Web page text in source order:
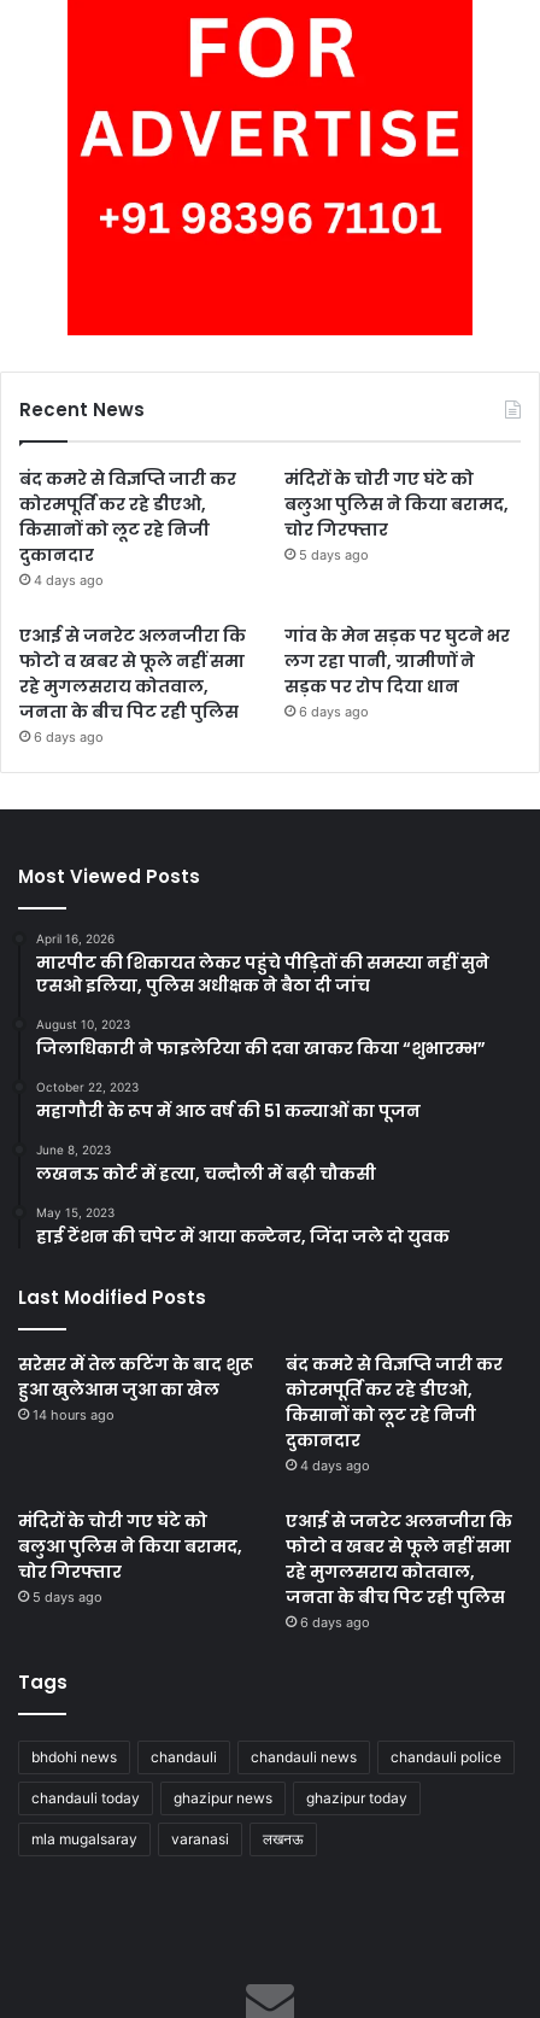
Recent News
बंद कमरे से विज्ञप्ति जारी कर
कोरमपूर्ति कर रहे डीएओ,
किसानों को लूट रहे निजी
दुकानदार
4 days ago
मंदिरों के चोरी गए घंटे को
बलुआ पुलिस ने किया बरामद,
चोर गिरफ्तार
5 days ago
एआई से जनरेट अलनजीरा कि
फोटो व खबर से फूले नहीं समा
रहे मुगलसराय कोतवाल,
जनता के बीच पिट रही पुलिस
6 days ago
गांव के मेन सड़क पर घुटने भर
लग रहा पानी, ग्रामीणों ने
सड़क पर रोप दिया धान
6 days ago
Most Viewed Posts
April 16, 2026
मारपीट की शिकायत लेकर पहुंचे पीड़ितों की समस्या नहीं सुने
एसओ इलिया, पुलिस अधीक्षक ने बैठा दी जांच
August 10, 2023
जिलाधिकारी ने फाइलेरिया की दवा खाकर किया “शुभारम्भ”
October 22, 2023
महागौरी के रूप में आठ वर्ष की 51 कन्याओं का पूजन
June 8, 2023
लखनऊ कोर्ट में हत्या, चन्दौली में बढ़ी चौकसी
May 15, 2023
हाई टेंशन की चपेट में आया कन्टेनर, जिंदा जले दो युवक
Last Modified Posts
सरेसर में तेल कटिंग के बाद शुरू
हुआ खुलेआम जुआ का खेल
14 hours ago
बंद कमरे से विज्ञप्ति जारी कर
कोरमपूर्ति कर रहे डीएओ,
किसानों को लूट रहे निजी
दुकानदार
4 days ago
मंदिरों के चोरी गए घंटे को
बलुआ पुलिस ने किया बरामद,
चोर गिरफ्तार
5 days ago
एआई से जनरेट अलनजीरा कि
फोटो व खबर से फूले नहीं समा
रहे मुगलसराय कोतवाल,
जनता के बीच पिट रही पुलिस
6 days ago
Tags
bhdohi news chandauli chandauli news chandauli police
chandauli today ghazipur news ghazipur today
mla mugalsaray varanasi लखनऊ